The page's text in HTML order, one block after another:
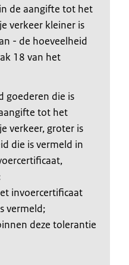
de aangifte tot het
verkeer kleiner is
- de hoeveelheid
18 van het
goederen die is
tot het
verkeer, groter is
die is vermeld in
invoercertificaat
vermeld;
deze tolerantie